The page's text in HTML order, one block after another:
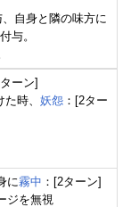
自身と隣の味方に
与。
ーン]
時、 妖怨 ：[2ター
に霧中 ：[2ターン]
ジを無視